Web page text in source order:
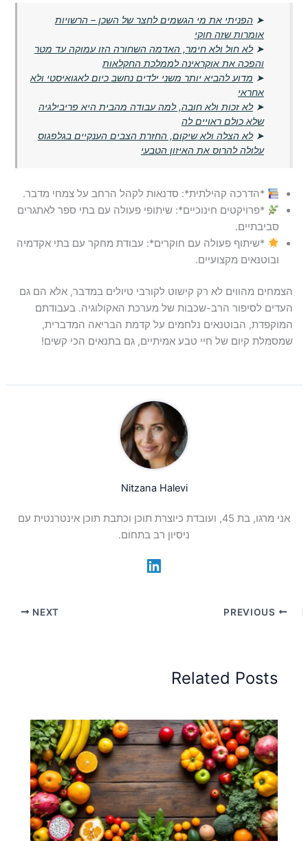
➤ הפניתי את מי הגשמים לחצר של השכן – הרשויות
אומרות שזה חוקי
➤לא חול ולא חימר, האדמה השחורה הזו עמוקה עד מטר
והפכה את אוקראינה לממלכת החקלאות
➤ מדוע להביא יותר משני ילדים נחשב כיום לאגואיסטי ולא
אחראי
➤לא זכות ולא חובה, למה עבודה מהבית היא פריבילגיה
שלא כולם ראויים לה
➤לא הצלה ולא שיקום, החזרת הצבים הענקיים בגלפגוס
עלולה להרוס את האיזון הטבעי
*הדרכה קהילתית*: סדנאות לקהל הרחב על צמחי מדבר.
*פרויקטים חינוכיים*: שיתופי פעולה עם בתי ספר לאתגרים
סביבתיים.
*שיתוף פעולה עם חוקרים*: עבודת מחקר עם בתי אקדמיה
ובוטנאים מקצועיים.
הצמחים מהווים לא רק קישוט לקורבי טיולים במדבר, אלא הם גם
העדים לסיפור הרב-שכבות של מערכת האקולוגיה. בעבודתם
המוקפדת, הבוטנאים נלחמים על קדמת הבריאה המדברית,
שמסמלת קיום של חיי טבע אמיתיים, גם בתנאים הכי קשים!
Nitzana Halevi
אני מרגו, בת 45, ועובדת כיוצרת תוכן וכתבת תוכן אינטרנטית עם
ניסיון רב בתחום.
NEXT
Related Posts